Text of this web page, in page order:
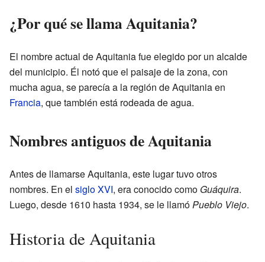
¿Por qué se llama Aquitania?
El nombre actual de Aquitania fue elegido por un alcalde
del municipio. Él notó que el paisaje de la zona, con
mucha agua, se parecía a la región de Aquitania en
Francia, que también está rodeada de agua.
Nombres antiguos de Aquitania
Antes de llamarse Aquitania, este lugar tuvo otros
nombres. En el siglo XVI, era conocido como Guáquira.
Luego, desde 1610 hasta 1934, se le llamóPueblo Viejo.
Historia de Aquitania